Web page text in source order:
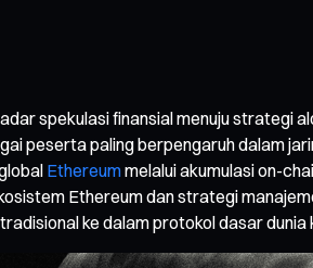
spekulasi finansial menuju strategi
peserta paling berpengaruh dalam
Ethereummelalui akumulasi on-
Ethereum dan strategi
ke dalam protokol dasar dunia